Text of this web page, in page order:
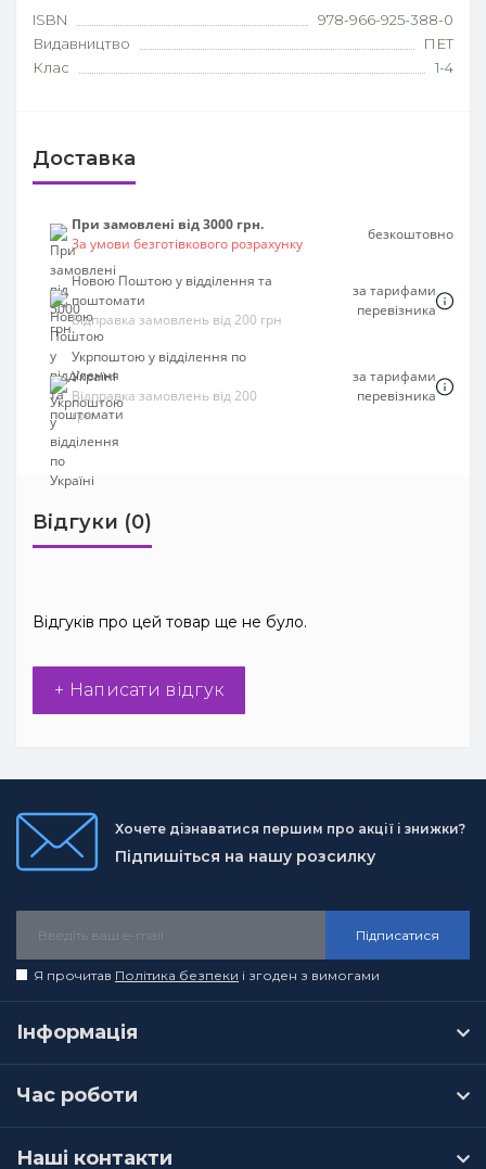
ISBN
978-966-925-388-0
Видавництво
ПЕТ
Клас
1-4
Доставка
При замовлені від 3000 грн.
За умови безготівкового розрахунку
безкоштовно
Новою Поштою у відділення та
поштомати
Відправка замовлень від 200 грн
за тарифами
перевізника
Укрпоштою у відділення по
Україні
Відправка замовлень від 200
грн
за тарифами
перевізника
Відгуки (0)
Відгуків про цей товар ще не було.
+ Написати відгук
Хочете дізнаватися першим про акції і знижки?
Підпишіться на нашу розсилку
Підписатися
Я прочитав Політика безпеки і згоден з вимогами
Інформація
Час роботи
Наші контакти